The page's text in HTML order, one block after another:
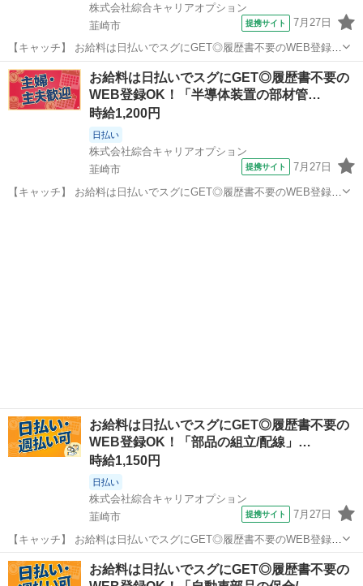
株式会社綜合キャリアオプション
韮崎市
提携サイト 7月27日
【キャッチ】 お給料は日払いでスグにGET◎履歴書不要のWEB登録
OK！「蒸着塗装作業」高時給1250円～1563円！韮崎周辺！20代～40
代のスタッフが多数活躍中★ 【コメント】 弊社なら事前の職場見学が
多数！お仕事安心...
山梨 韮崎市 工場
お給料は日払いでスグにGET◎履歴書不要の
WEB登録OK！「半導体装置の部材管…
時給1,200円
日払い
株式会社綜合キャリアオプション
韮崎市
提携サイト 7月27日
【キャッチ】 お給料は日払いでスグにGET◎履歴書不要のWEB登録
お給料は日払いでスグにGET◎履歴書不要の
WEB登録OK！「部品の組立/配線」…
時給1,150円
日払い
株式会社綜合キャリアオプション
韮崎市
提携サイト 7月27日
【キャッチ】 お給料は日払いでスグにGET◎履歴書不要のWEB登録
OK！「部品の組立/配線」高時給1150円～1200円！山梨県韮崎市周
辺！20代～40代のスタッフが多数活躍中★ 【コメント】 ＼大手人材
山梨 韮崎市 工場
お給料は日払いでスグにGET◎履歴書不要の